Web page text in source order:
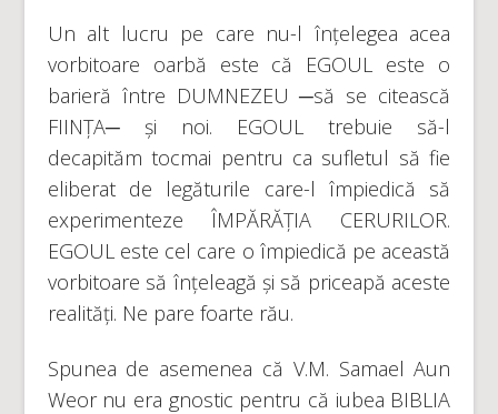
Un alt lucru pe care nu-l înțelegea acea
vorbitoare oarbă este că EGOUL este o
barieră între DUMNEZEU ─să se citească
FIINȚA─ și noi. EGOUL trebuie să-l
decapităm tocmai pentru ca sufletul să fie
eliberat de legăturile care-l împiedică să
experimenteze ÎMPĂRĂȚIA CERURILOR.
EGOUL este cel care o împiedică pe această
vorbitoare să înțeleagă și să priceapă aceste
realități. Ne pare foarte rău.
Spunea de asemenea că V.M. Samael Aun
Weor nu era gnostic pentru că iubea BIBLIA